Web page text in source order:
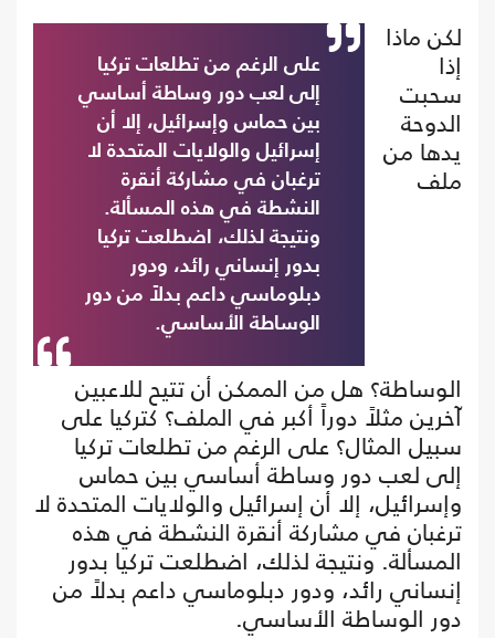
على الرغم من تطلعات تركيا
إلى لعب دور وساطة أساسي
بين حماس وإسرائيل، إلا أن
إسرائيل والولايات المتحدة لا
ترغبان في مشاركة أنقرة
النشطة في هذه المسألة.
ونتيجة لذلك، اضطلعت تركيا
بدور إنساني رائد، ودور
دبلوماسي داعم بدلاً من دور
الوساطة الأساسي.
لكن ماذا
إذا
سحبت
الدوحة
يدها من
ملف
الوساطة؟ هل من الممكن أن تتيح للاعبين
آخرين مثلاً دوراً أكبر في الملف؟ كتركيا على
سبيل المثال؟ على الرغم من تطلعات تركيا
إلى لعب دور وساطة أساسي بين حماس
وإسرائيل، إلا أن إسرائيل والولايات المتحدة لا
ترغبان في مشاركة أنقرة النشطة في هذه
المسألة. ونتيجة لذلك، اضطلعت تركيا بدور
إنساني رائد، ودور دبلوماسي داعم بدلاً من
دور الوساطة الأساسي.